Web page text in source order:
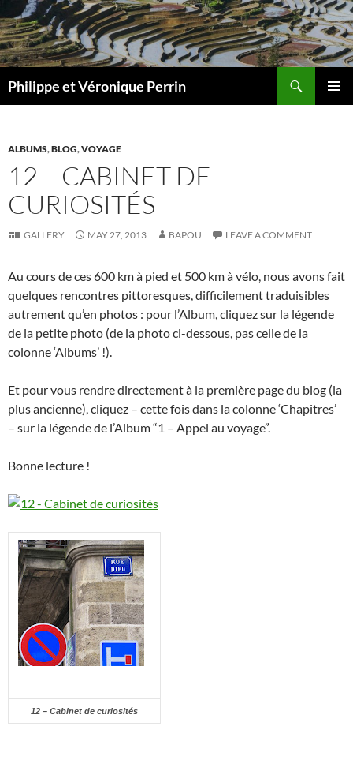
to
content
Philippe et Véronique Perrin
ALBUMS,BLOG,VOYAGE
12 – CABINET DE
CURIOSITÉS
GALLERY MAY 27, 2013 BAPOU LEAVE A COMMENT
Au cours de ces 600 km à pied et 500 km à vélo, nous avons fait
quelques rencontres pittoresques, difficilement traduisibles
autrement qu’en photos : pour l’Album, cliquez sur la légende
de la petite photo (de la photo ci-dessous, pas celle de la
colonne ‘Albums’ !).
Et pour vous rendre directement à la première page du blog (la
plus ancienne), cliquez – cette fois dans la colonne ‘Chapitres’
– sur la légende de l’Album “1 – Appel au voyage”.
Bonne lecture !
12 – Cabinet de curiosités